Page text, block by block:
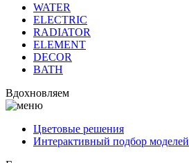
WATER
ELECTRIC
RADIATOR
ELEMENT
DECOR
BATH
Вдохновляем
Цветовые решения
Интерактивный подбор моделей